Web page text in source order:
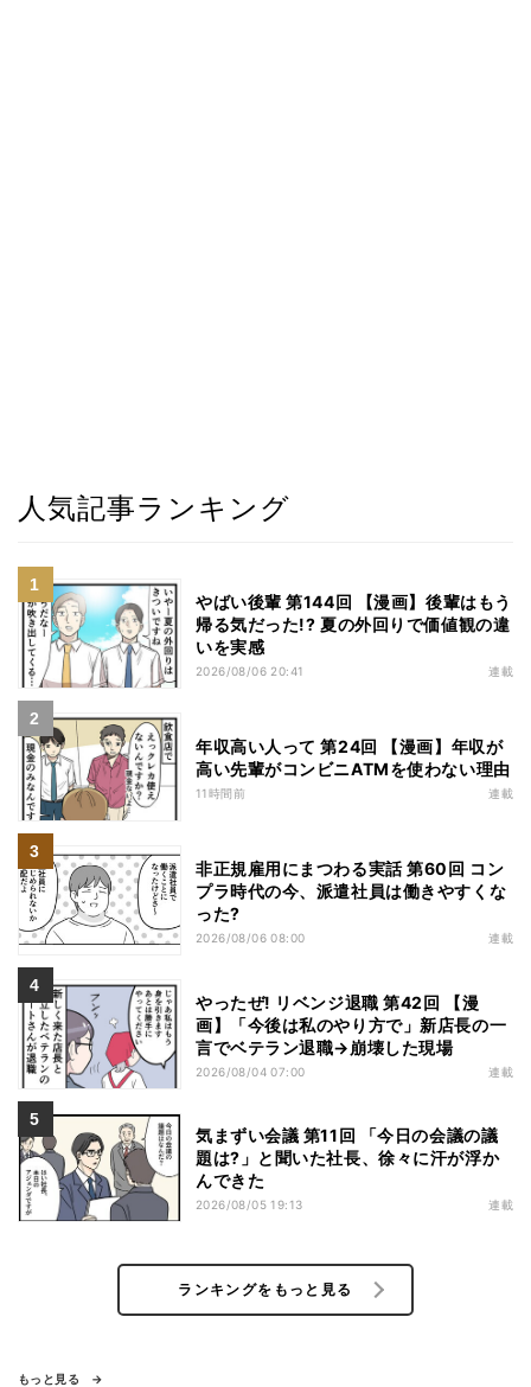
人気記事ランキング
やばい後輩 第144回 【漫画】後輩はもう
帰る気だった!? 夏の外回りで価値観の違
いを実感
2026/08/06 20:41 連載
年収高い人って 第24回 【漫画】年収が
高い先輩がコンビニATMを使わない理由
11時間前 連載
非正規雇用にまつわる実話 第60回 コン
プラ時代の今、派遣社員は働きやすくな
った?
2026/08/06 08:00 連載
やったぜ! リベンジ退職 第42回 【漫
画】「今後は私のやり方で」新店長の一
言でベテラン退職→崩壊した現場
2026/08/04 07:00 連載
気まずい会議 第11回 「今日の会議の議
題は?」と聞いた社長、徐々に汗が浮か
んできた
2026/08/05 19:13 連載
ランキングをもっと見る
もっと見る